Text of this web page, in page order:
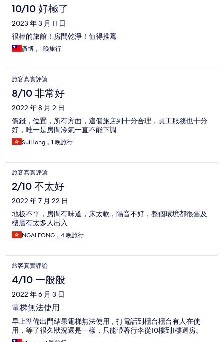
10/10 好極了
2023 年 3 月 11 日
很棒的旅館！房間乾淨！值得推薦
彥博，1 晚旅行
旅客真實評論
8/10 非常好
2022 年 8 月 2 日
價錢，位置，所有方面，這個旅店到十分合理，員工服務也十分
好，唯一是房間冷氣一直不能下調
SuiHong，1 晚旅行
旅客真實評論
2/10 不太好
2022 年 7 月 22 日
地板不平，房間有味道，床太軟，隔音不好，整個環境都很舊及
樓層有太多人出入
NGAI FONG，4 晚旅行
旅客真實評論
4/10 一般般
2022 年 6 月 3 日
電梯無法使用
早上準備出門結果電梯無法使用，打電話到櫃台櫃台有人在使
用，等了很久狀況還是一樣，只能帶著行李從10樓到1樓退房。